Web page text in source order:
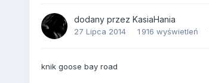
dodany przez KasiaHania
27 Lipca 2014 1 916 wyświetleń
knik goose bay road